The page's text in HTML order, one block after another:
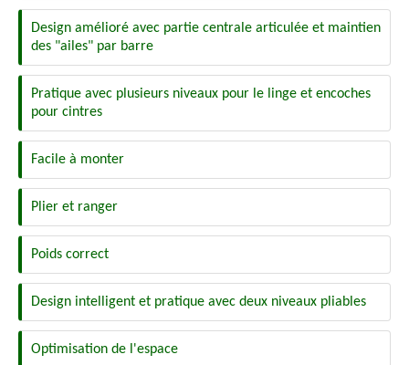
Design amélioré avec partie centrale articulée et maintien
des "ailes" par barre
Pratique avec plusieurs niveaux pour le linge et encoches
pour cintres
Facile à monter
Plier et ranger
Poids correct
Design intelligent et pratique avec deux niveaux pliables
Optimisation de l'espace